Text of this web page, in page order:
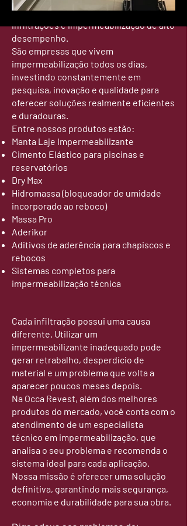
à umidade, bloqueios de umidade,
infiltrações e impermeabilização de alto
desempenho.
São empresas que vivem
impermeabilização todos os dias,
investindo constantemente em
pesquisa, inovação e qualidade para
oferecer soluções realmente eficientes
e duradouras.
Entre nossos produtos estão:
Manta Laje Impermeabilizante
Cimento Elástico para piscinas e
reservatórios
Dry Max
Hidromassa (bloqueador de umidade
incorporado ao reboco)
Massa Pro
Aderikor
Aditivos de aderência para chapiscos e
rebocos
Sistemas completos para
impermeabilização técnica
Cada infiltração possui uma causa
diferente. Utilizar um
impermeabilizante inadequado pode
gerar retrabalho, desperdício de
material e um problema que volta a
aparecer poucos meses depois.
Na Occa Revest, além dos melhores
produtos do mercado, você conta com o
atendimento de um especialista
técnico em impermeabilização, que
analisa o seu problema e recomenda o
sistema ideal para cada aplicação.
Nossa missão é oferecer uma solução
definitiva, garantindo mais segurança,
economia e durabilidade para sua obra.